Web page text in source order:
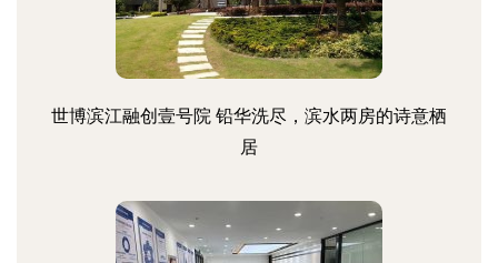
世博滨江融创壹号院 铅华洗尽，滨水两房的诗意栖
居